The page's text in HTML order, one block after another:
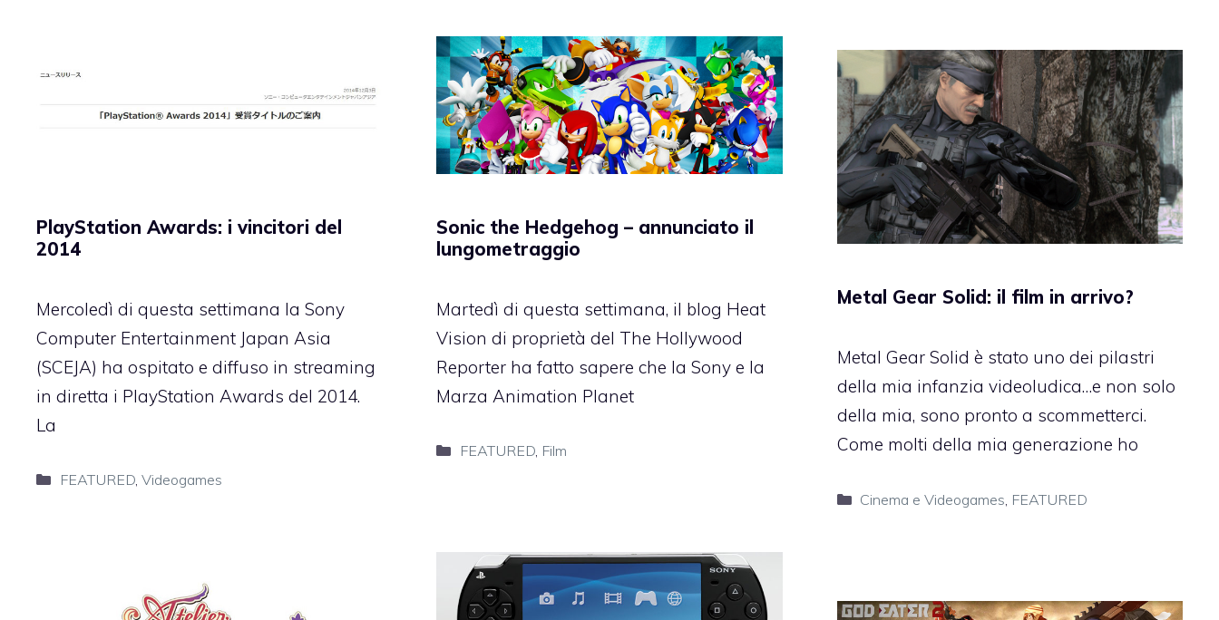
PlayStation Awards: i vincitori del
2014
Mercoledì di questa settimana la Sony
Computer Entertainment Japan Asia
(SCEJA) ha ospitato e diffuso in streaming
in diretta i PlayStation Awards del 2014.
La
Categorie
FEATURED, Videogames
Sonic the Hedgehog – annunciato il
lungometraggio
Martedì di questa settimana, il blog Heat
Vision di proprietà del The Hollywood
Reporter ha fatto sapere che la Sony e la
Marza Animation Planet
Categorie
FEATURED Film
Metal Gear Solid: il film in arrivo?
Metal Gear Solid è stato uno dei pilastri
della mia infanzia videoludica…e non solo
della mia, sono pronto a scommetterci.
Come molti della mia generazione ho
Categorie
Cinema e Videogames FEATURED